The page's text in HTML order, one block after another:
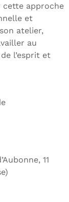
cette approche
et
atelier,
au
l’esprit et
11